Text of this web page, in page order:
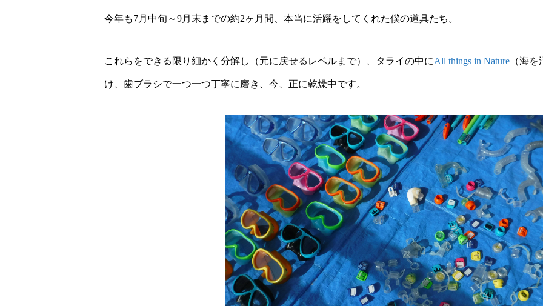
今年も7月中旬～9月末までの約2ヶ月間、本当に活躍をしてくれた僕の道具たち。
これらをできる限り細かく分解し（元に戻せるレベルまで）、タライの中にAll things in Nature （海
け、歯ブラシで一つ一つ丁寧に磨き、今、正に乾燥中です。